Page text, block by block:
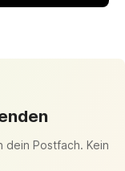
dein Postfach. Kein